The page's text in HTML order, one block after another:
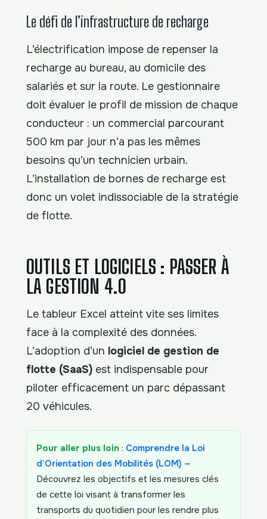
Le défi de l’infrastructure de recharge
L’électrification impose de repenser la
recharge au bureau, au domicile des
salariés et sur la route. Le gestionnaire
doit évaluer le profil de mission de chaque
conducteur : un commercial parcourant
500 km par jour n’a pas les mêmes
besoins qu’un technicien urbain.
L’installation de bornes de recharge est
donc un volet indissociable de la stratégie
de flotte.
OUTILS ET LOGICIELS : PASSER À
LA GESTION 4.0
Le tableur Excel atteint vite ses limites
face à la complexité des données.
L’adoption d’un logiciel de gestion de
flotte (SaaS) est indispensable pour
piloter efficacement un parc dépassant
20 véhicules.
Pour aller plus loin : Comprendre la Loi
d’Orientation des Mobilités (LOM) —
Découvrez les objectifs et les mesures clés
de cette loi visant à transformer les
transports du quotidien pour les rendre plus